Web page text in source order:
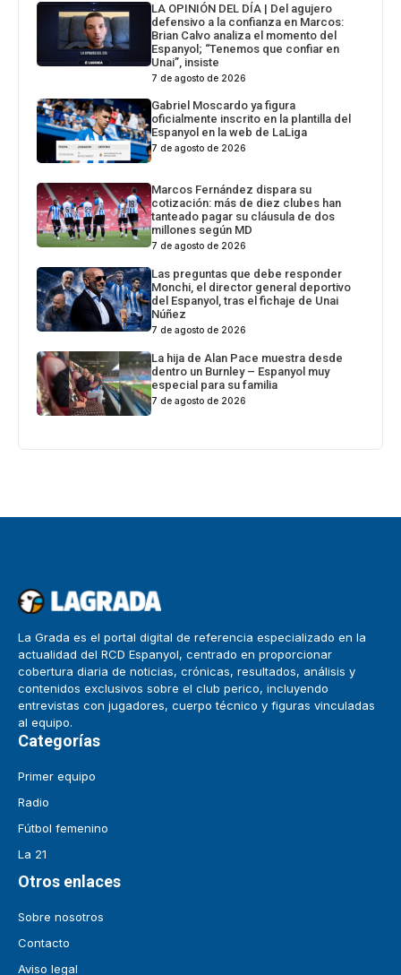
LA OPINIÓN DEL DÍA | Del agujero
defensivo a la confianza en Marcos:
Brian Calvo analiza el momento del
Espanyol; “Tenemos que confiar en
Unai”, insiste
7 de agosto de 2026
Gabriel Moscardo ya figura
oficialmente inscrito en la plantilla del
Espanyol en la web de LaLiga
7 de agosto de 2026
Marcos Fernández dispara su
cotización: más de diez clubes han
tanteado pagar su cláusula de dos
millones según MD
7 de agosto de 2026
Las preguntas que debe responder
Monchi, el director general deportivo
del Espanyol, tras el fichaje de Unai
Núñez
7 de agosto de 2026
La hija de Alan Pace muestra desde
dentro un Burnley – Espanyol muy
especial para su familia
7 de agosto de 2026
La Grada es el portal digital de referencia especializado en la
actualidad del RCD Espanyol, centrado en proporcionar
cobertura diaria de noticias, crónicas, resultados, análisis y
contenidos exclusivos sobre el club perico, incluyendo
entrevistas con jugadores, cuerpo técnico y figuras vinculadas
al equipo.
Categorías
Primer equipo
Radio
Fútbol femenino
La 21
Otros enlaces
Sobre nosotros
Contacto
Aviso legal